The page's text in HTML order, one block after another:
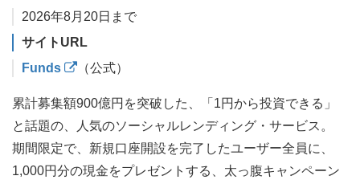
2026年8月20日まで
サイトURL
Funds
（公式）
累計募集額900億円を突破した、「1円から投資できる」
と話題の、人気のソーシャルレンディング・サービス。
期間限定で、新規口座開設を完了したユーザー全員に、
1,000円分の現金をプレゼントする、太っ腹キャンペーン